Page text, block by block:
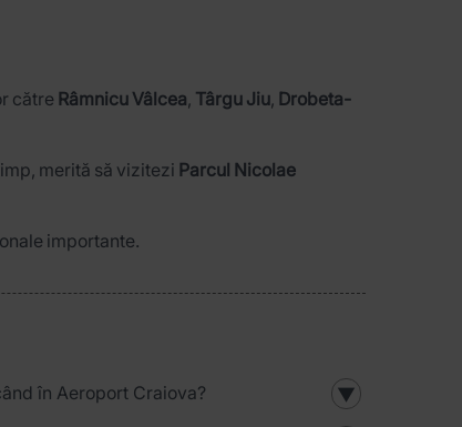
către Râmnicu Vâlcea, Târgu Jiu, Drobeta-
merită să vizitezi Parcul Nicolae
importante.
în Aeroport Craiova? ▼